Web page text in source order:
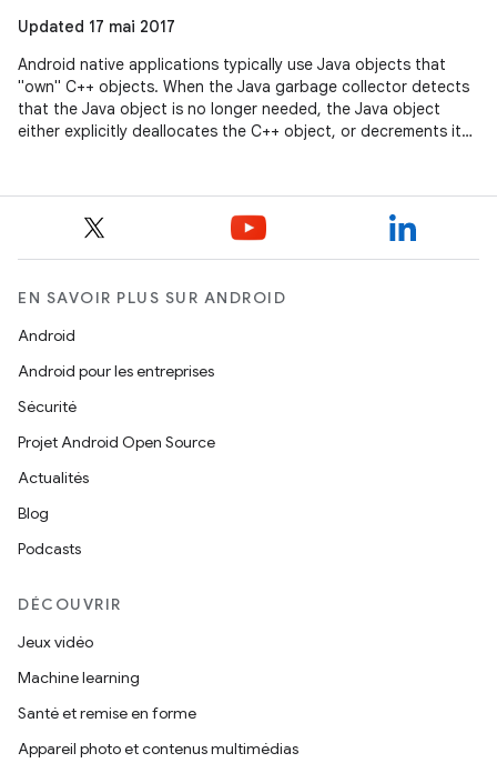
Updated 17 mai 2017
Android native applications typically use Java objects that
"own" C++ objects. When the Java garbage collector detects
that the Java object is no longer needed, the Java object
either explicitly deallocates the C++ object, or decrements its
EN SAVOIR PLUS SUR ANDROID
Android
Android pour les entreprises
Sécurité
Projet Android Open Source
Actualités
Blog
Podcasts
DÉCOUVRIR
Jeux vidéo
Machine learning
Santé et remise en forme
Appareil photo et contenus multimédias